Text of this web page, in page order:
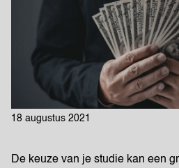
18 augustus 2021
De keuze van je studie kan een